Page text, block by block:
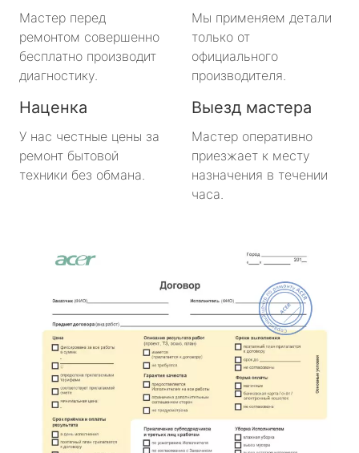
Мастер перед
ремонтом совершенно
бесплатно производит
диагностику.
Мы применяем детали
только от
официального
производителя.
Наценка
У нас честные цены за
ремонт бытовой
техники без обмана.
Выезд мастера
Мастер оперативно
приезжает к месту
назначения в течении
часа.